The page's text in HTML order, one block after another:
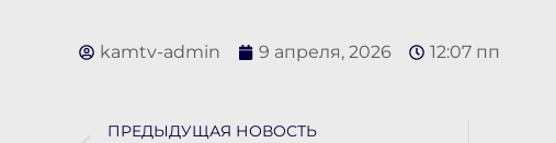
kamtv-admin 9 апреля, 2026 12:07 пп
ПРЕДЫДУЩАЯ НОВОСТЬ